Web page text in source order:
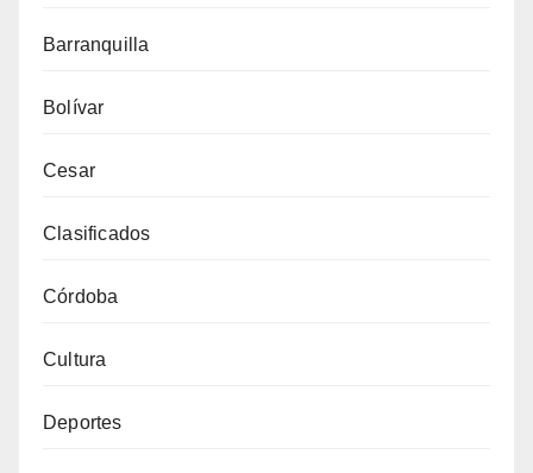
Barranquilla
Bolívar
Cesar
Clasificados
Córdoba
Cultura
Deportes